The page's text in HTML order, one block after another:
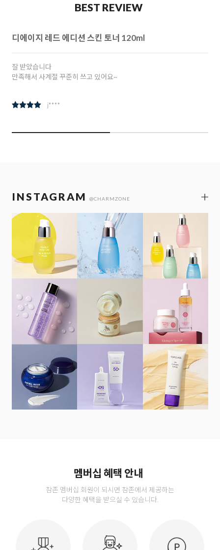
BEST REVIEW
참인셀 리추얼 아이크림 30ml
아요
INSTAGRAM @CHARMZONE
멤버십 혜택 안내
참존 멤버십 회원이 되시면 참존에서 제공하는
다양한 혜택을 받으실 수 있습니다.